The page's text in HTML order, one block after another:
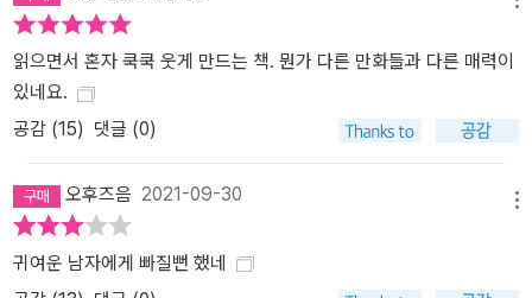
읽으면서 혼자 쿡쿡 웃게 만드는 책. 뭔가 다른 만화들과 다른 매력이
있네요.
공감 (15) 댓글 (0)
오후즈음 2021-09-30
귀여운 남자에게 빠질뻔 했네